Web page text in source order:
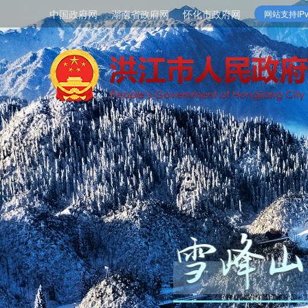
中国政府网 湖南省政府网 怀化市政府网 网站支持